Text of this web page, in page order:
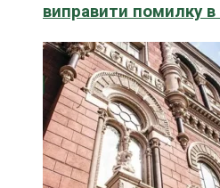
виправити помилку в